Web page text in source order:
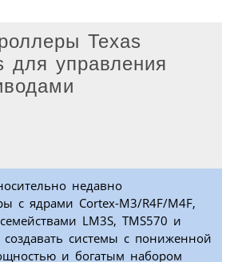
Texas
для управления
недавно
с ядрами Cortex-M3/R4F/M4F,
LM3S, TMS570 и
создавать системы с пониженной
и богатым набором